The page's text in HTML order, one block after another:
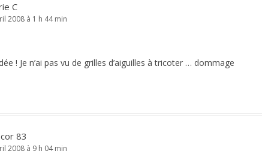
C
2008 à 1 h 44 min
! Je n’ai pas vu de grilles d’aiguilles à tricoter … dommage
83
2008 à 9 h 04 min